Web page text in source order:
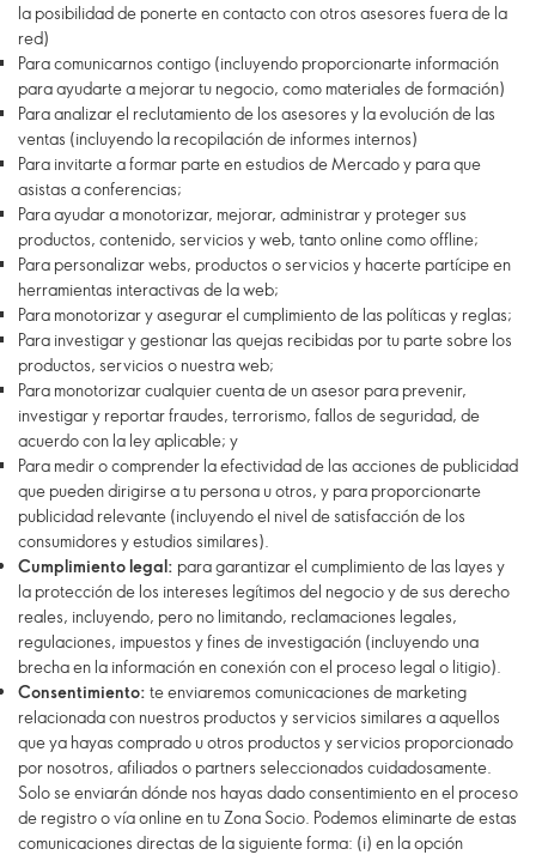
la posibilidad de ponerte en contacto con otros asesores fuera de la
red)
Para comunicarnos contigo (incluyendo proporcionarte información
para ayudarte a mejorar tu negocio, como materiales de formación)
Para analizar el reclutamiento de los asesores y la evolución de las
ventas (incluyendo la recopilación de informes internos)
Para invitarte a formar parte en estudios de Mercado y para que
asistas a conferencias;
Para ayudar a monotorizar, mejorar, administrar y proteger sus
productos, contenido, servicios y web, tanto online como offline;
Para personalizar webs, productos o servicios y hacerte partícipe en
herramientas interactivas de la web;
Para monotorizar y asegurar el cumplimiento de las políticas y reglas;
Para investigar y gestionar las quejas recibidas por tu parte sobre los
productos, servicios o nuestra web;
Para monotorizar cualquier cuenta de un asesor para prevenir,
investigar y reportar fraudes, terrorismo, fallos de seguridad, de
acuerdo con la ley aplicable; y
Para medir o comprender la efectividad de las acciones de publicidad
que pueden dirigirse a tu persona u otros, y para proporcionarte
publicidad relevante (incluyendo el nivel de satisfacción de los
consumidores y estudios similares).
Cumplimiento legal: para garantizar el cumplimiento de las layes y
la protección de los intereses legítimos del negocio y de sus derecho
reales, incluyendo, pero no limitando, reclamaciones legales,
regulaciones, impuestos y fines de investigación (incluyendo una
brecha en la información en conexión con el proceso legal o litigio).
Consentimiento: te enviaremos comunicaciones de marketing
relacionada con nuestros productos y servicios similares a aquellos
que ya hayas comprado u otros productos y servicios proporcionado
por nosotros, afiliados o partners seleccionados cuidadosamente.
Solo se enviarán dónde nos hayas dado consentimiento en el proceso
de registro o vía online en tu Zona Socio. Podemos eliminarte de estas
comunicaciones directas de la siguiente forma: (i) en la opción